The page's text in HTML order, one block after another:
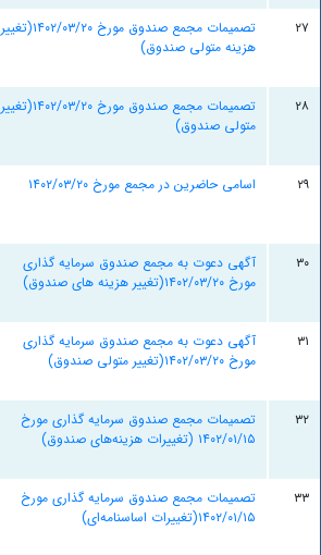
۲۷
تصمیمات مجمع صندوق مورخ ۱۴۰۲/۰۳/۲۰(تغییر
هزینه متولی صندوق)
۲۸
تصمیمات مجمع صندوق مورخ ۱۴۰۲/۰۳/۲۰(تغییر
متولی صندوق)
۲۹
اسامی حاضرین در مجمع مورخ ۱۴۰۲/۰۳/۲۰
۳۰
آگهی دعوت به مجمع صندوق سرمایه گذاری
مورخ ۱۴۰۲/۰۳/۲۰(تغییر هزینه های صندوق)
۳۱
آگهی دعوت به مجمع صندوق سرمایه گذاری
مورخ ۱۴۰۲/۰۳/۲۰(تغییر متولی صندوق)
۳۲
تصمیمات مجمع صندوق سرمایه گذاری مورخ
۱۴۰۲/۰۱/۱۵ (تغییرات هزینه‌های صندوق)
۳۳
تصمیمات مجمع صندوق سرمایه گذاری مورخ
۱۴۰۲/۰۱/۱۵(تغییرات اساسنامه‌ای)